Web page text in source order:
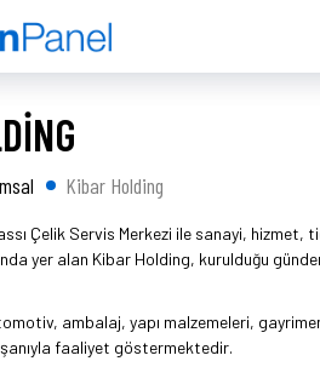
Kibar Holding
Çelik Servis Merkezi ile sanayi,
yer alan Kibar Holding, kurulduğu
ambalaj, yapı malzemeleri,
faaliyet göstermektedir.